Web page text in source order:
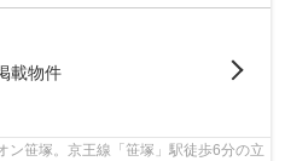
載物件
ン笹塚。京王線「笹塚」駅徒歩6分の立